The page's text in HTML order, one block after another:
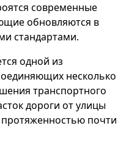
современные
обновляются в
стандартами.
одной из
несколько
транспортного
дороги от улицы
почти